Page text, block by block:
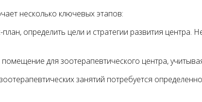
несколько ключевых этапов:
определить цели и стратегии развития
для зоотерапевтического центра,
занятий потребуется